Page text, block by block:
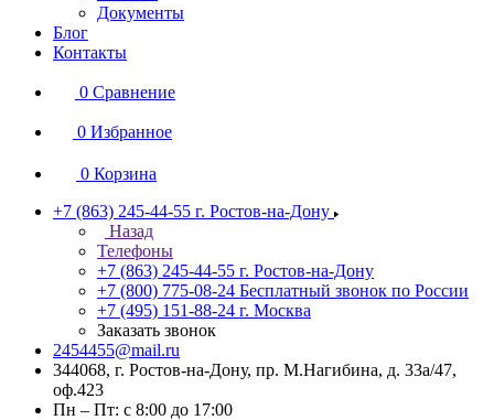
Документы
Блог
Контакты
0 Сравнение
0 Избранное
0 Корзина
+7 (863) 245-44-55 г. Ростов-на-Дону
Назад
Телефоны
+7 (863) 245-44-55 г. Ростов-на-Дону
+7 (800) 775-08-24 Бесплатный звонок по России
+7 (495) 151-88-24 г. Москва
Заказать звонок
2454455@mail.ru
344068, г. Ростов-на-Дону, пр. М.Нагибина, д. 33а/47,
оф.423
Пн – Пт: с 8:00 до 17:00